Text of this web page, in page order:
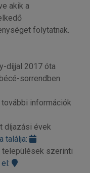
akik a
folytatnak.
díjjal 2017 óta
sorrendben
információk
díjazási évek
találja:
települések szerinti